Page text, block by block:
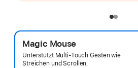
Magic Mouse
Unterstützt Multi‑Touch Gesten wie
Streichen und Scrollen.